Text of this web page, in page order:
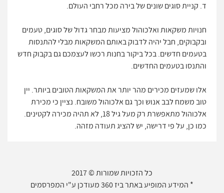
ד. קניית סוגים שונים של בירה מכל רחבי העולם.
חנויות משקאות ואלכוהול מציעות מבחר גדול של סוגים, טעמים
ובקבוקים, חבל יהיה לדבוק באותם המשקאות מבלי להתנסות
בטעמים חדשים. בכל ביקור בחנות רכשו לעצמכם גם בקבוק חדש
והתנסו בטעמים החדשים.
אלו שמעזים מכירים מהר יותר את המשקאות הטובים ביותר. יין
טוב משמח לבב אנוש וכך גם אלכוהול משובח. נציין כי מכירת
אלכוהול מתאפשרת רק מעל גיל 18, לא תהיה מכירה לקטינים.
כמו כן, על פי דרישה, יש להציג תעודה מזהה.
כל הזכויות שמורות © 2017
* המידע המופיע באתר ביז 360 מעודכן ע"י המפרסמים